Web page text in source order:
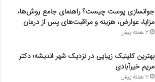
جوانسازی پوست چیست؟ راهنمای جامع روش‌ها،
مزایا، عوارض، هزینه و مراقبت‌های پس از درمان
3 هفته پیش
بهترین کلینیک زیبایی در نزدیک شهر اندیشه؛ دکتر
مریم خیرآبادی
3 هفته پیش